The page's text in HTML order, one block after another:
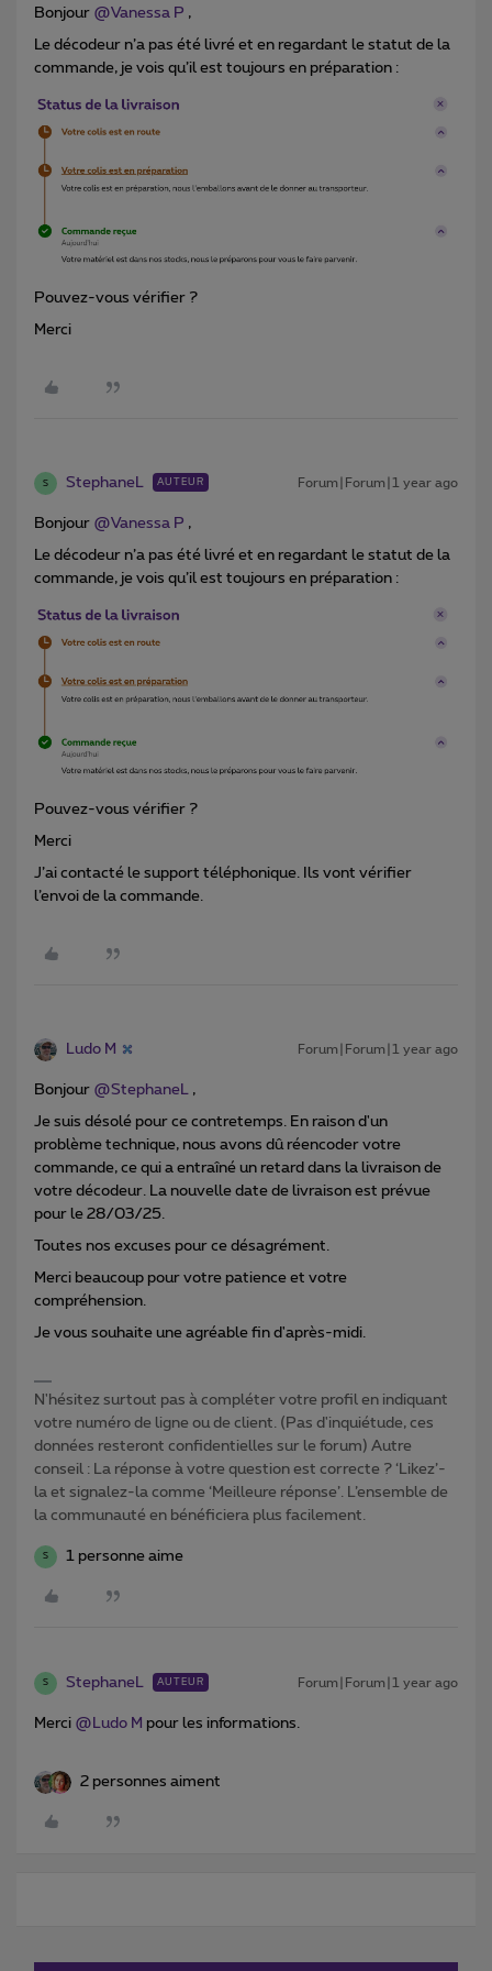
Bonjour ​ @Vanessa P ,
Le décodeur n’a pas été livré et en regardant le statut de la
commande, je vois qu’il est toujours en préparation :
Pouvez-vous vérifier ?
Merci
S StephaneL AUTEUR Forum|Forum|1 year ago
Bonjour ​ @Vanessa P ,
Le décodeur n’a pas été livré et en regardant le statut de la
commande, je vois qu’il est toujours en préparation :
Pouvez-vous vérifier ?
Merci
J’ai contacté le support téléphonique. Ils vont vérifier
l’envoi de la commande.
Ludo M Forum|Forum|1 year ago
Bonjour ​ @StephaneL ,
Je suis désolé pour ce contretemps. En raison d'un
problème technique, nous avons dû réencoder votre
commande, ce qui a entraîné un retard dans la livraison de
votre décodeur. La nouvelle date de livraison est prévue
pour le 28/03/25.
Toutes nos excuses pour ce désagrément.
Merci beaucoup pour votre patience et votre
compréhension.
Je vous souhaite une agréable fin d'après-midi.
N'hésitez surtout pas à compléter votre profil en indiquant
votre numéro de ligne ou de client. (Pas d'inquiétude, ces
données resteront confidentielles sur le forum) Autre
conseil : La réponse à votre question est correcte ? ‘Likez’-
la et signalez-la comme ‘Meilleure réponse’. L’ensemble de
la communauté en bénéficiera plus facilement.
S 1 personne aime
S StephaneL AUTEUR Forum|Forum|1 year ago
Merci ​ @Ludo M pour les informations.
2 personnes aiment